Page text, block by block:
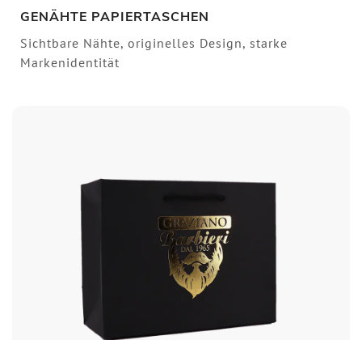
GENÄHTE PAPIERTASCHEN
Sichtbare Nähte, originelles Design, starke
Markenidentität